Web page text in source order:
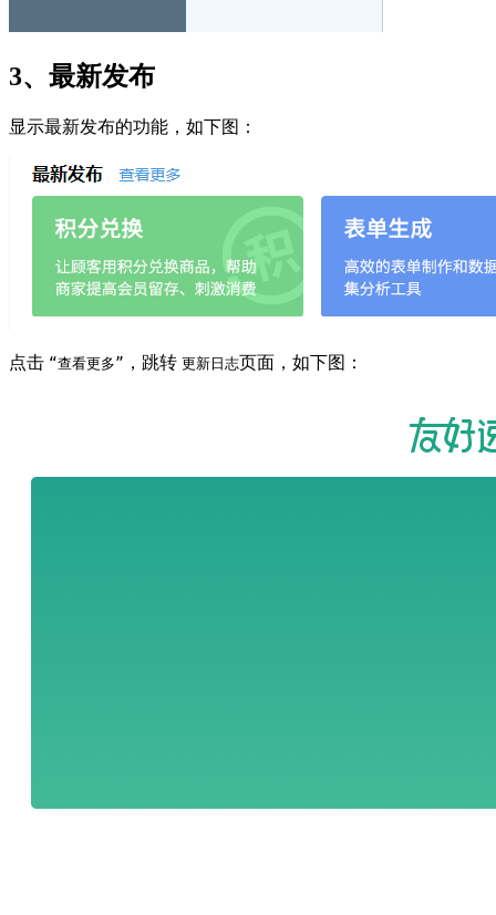
3、最新发布
显示最新发布的功能，如下图：
点击 “查看更多” ，跳转 更新日志页面，如下图：